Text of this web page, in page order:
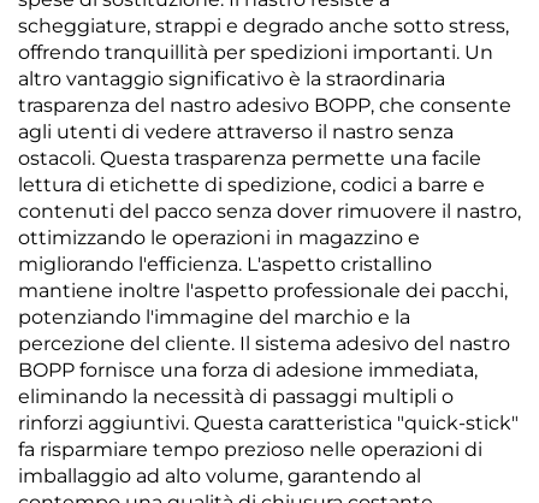
scheggiature, strappi e degrado anche sotto stress,
offrendo tranquillità per spedizioni importanti. Un
altro vantaggio significativo è la straordinaria
trasparenza del nastro adesivo BOPP, che consente
agli utenti di vedere attraverso il nastro senza
ostacoli. Questa trasparenza permette una facile
lettura di etichette di spedizione, codici a barre e
contenuti del pacco senza dover rimuovere il nastro,
ottimizzando le operazioni in magazzino e
migliorando l'efficienza. L'aspetto cristallino
mantiene inoltre l'aspetto professionale dei pacchi,
potenziando l'immagine del marchio e la
percezione del cliente. Il sistema adesivo del nastro
BOPP fornisce una forza di adesione immediata,
eliminando la necessità di passaggi multipli o
rinforzi aggiuntivi. Questa caratteristica "quick-stick"
fa risparmiare tempo prezioso nelle operazioni di
imballaggio ad alto volume, garantendo al